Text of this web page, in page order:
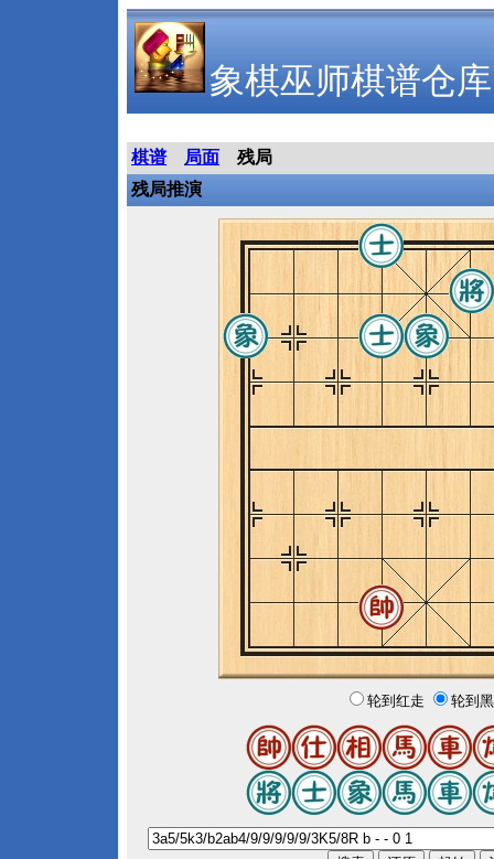
象棋巫师棋谱仓库
棋谱 局面
残局
残局推演
轮到红走 轮到